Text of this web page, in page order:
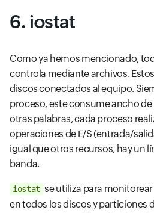
6. iostat
Como ya hemos mencionado,
controla mediante archivos.
discos conectados al equipo.
proceso, este consume ancho de
otras palabras, cada proceso
operaciones de E/S (entrada/
igual que otros recursos, hay un
banda.
iostat se utiliza para
en todos los discos y particiones